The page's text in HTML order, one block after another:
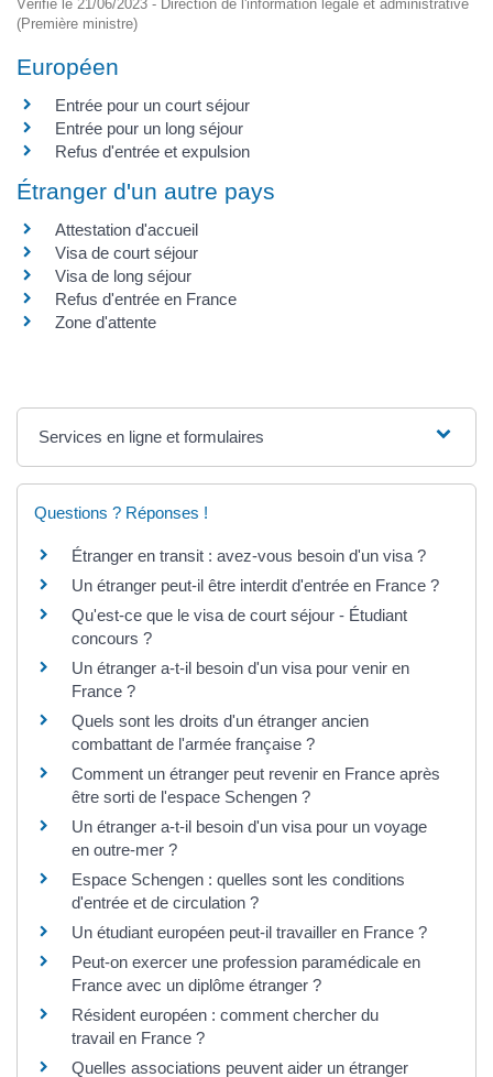
Vérifié le 21/06/2023 - Direction de l'information légale et administrative
(Première ministre)
Européen
Entrée pour un court séjour
Entrée pour un long séjour
Refus d'entrée et expulsion
Étranger d'un autre pays
Attestation d'accueil
Visa de court séjour
Visa de long séjour
Refus d'entrée en France
Zone d'attente
Services en ligne et formulaires
Questions ? Réponses !
Étranger en transit : avez-vous besoin d'un visa ?
Un étranger peut-il être interdit d'entrée en France ?
Qu'est-ce que le visa de court séjour - Étudiant
concours ?
Un étranger a-t-il besoin d'un visa pour venir en
France ?
Quels sont les droits d'un étranger ancien
combattant de l'armée française ?
Comment un étranger peut revenir en France après
être sorti de l'espace Schengen ?
Un étranger a-t-il besoin d'un visa pour un voyage
en outre-mer ?
Espace Schengen : quelles sont les conditions
d'entrée et de circulation ?
Un étudiant européen peut-il travailler en France ?
Peut-on exercer une profession paramédicale en
France avec un diplôme étranger ?
Résident européen : comment chercher du
travail en France ?
Quelles associations peuvent aider un étranger